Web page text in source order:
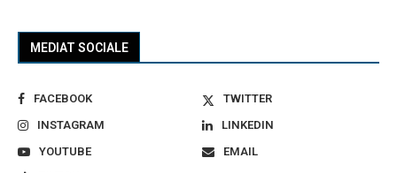
MEDIAT SOCIALE
FACEBOOK
TWITTER
INSTAGRAM
LINKEDIN
YOUTUBE
EMAIL